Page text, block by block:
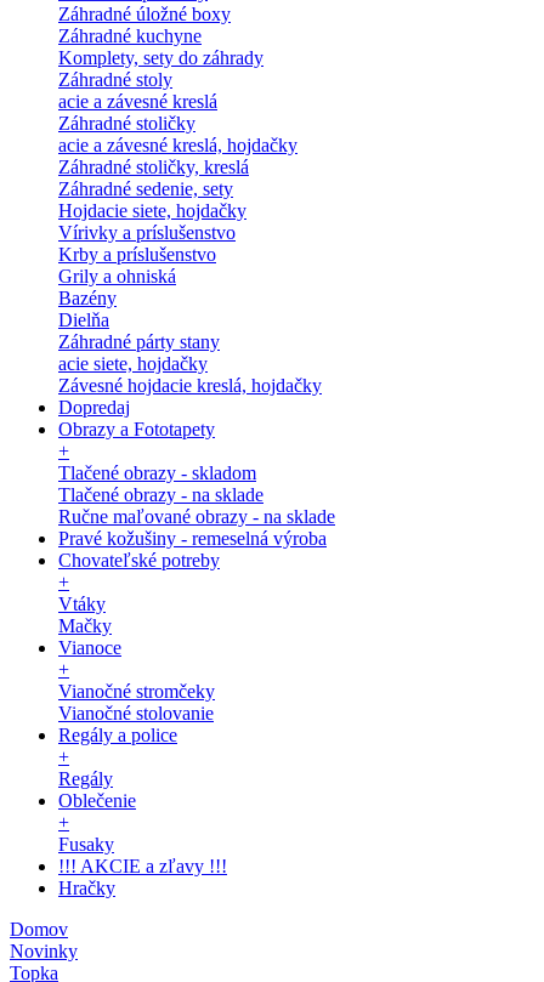
Záhradné úložné boxy
Záhradné kuchyne
Komplety, sety do záhrady
Záhradné stoly
acie a závesné kreslá
Záhradné stoličky
acie a závesné kreslá, hojdačky
Záhradné stoličky, kreslá
Záhradné sedenie, sety
Hojdacie siete, hojdačky
Vírivky a príslušenstvo
Krby a príslušenstvo
Grily a ohniská
Bazény
Dielňa
Záhradné párty stany
acie siete, hojdačky
Závesné hojdacie kreslá, hojdačky
Dopredaj
Obrazy a Fototapety
+
Tlačené obrazy - skladom
Tlačené obrazy - na sklade
Ručne maľované obrazy - na sklade
Pravé kožušiny - remeselná výroba
Chovateľské potreby
+
Vtáky
Mačky
Vianoce
+
Vianočné stromčeky
Vianočné stolovanie
Regály a police
+
Regály
Oblečenie
+
Fusaky
!!! AKCIE a zľavy !!!
Hračky
Domov
Novinky
Topka